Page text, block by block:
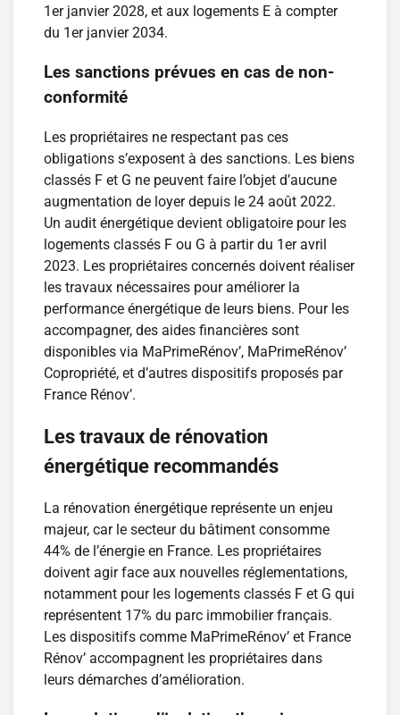
1er janvier 2028, et aux logements E à compter
du 1er janvier 2034.
Les sanctions prévues en cas de non-
conformité
Les propriétaires ne respectant pas ces
obligations s’exposent à des sanctions. Les biens
classés F et G ne peuvent faire l’objet d’aucune
augmentation de loyer depuis le 24 août 2022.
Un audit énergétique devient obligatoire pour les
logements classés F ou G à partir du 1er avril
2023. Les propriétaires concernés doivent réaliser
les travaux nécessaires pour améliorer la
performance énergétique de leurs biens. Pour les
accompagner, des aides financières sont
disponibles via MaPrimeRénov’, MaPrimeRénov’
Copropriété, et d’autres dispositifs proposés par
France Rénov’.
Les travaux de rénovation
énergétique recommandés
La rénovation énergétique représente un enjeu
majeur, car le secteur du bâtiment consomme
44% de l’énergie en France. Les propriétaires
doivent agir face aux nouvelles réglementations,
notamment pour les logements classés F et G qui
représentent 17% du parc immobilier français.
Les dispositifs comme MaPrimeRénov’ et France
Rénov’ accompagnent les propriétaires dans
leurs démarches d’amélioration.